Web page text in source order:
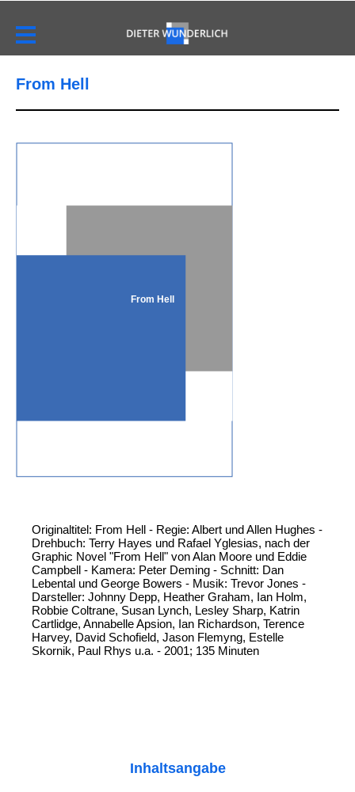
From Hell
From Hell
Originaltitel: From Hell - Regie: Albert und Allen Hughes -
Drehbuch: Terry Hayes und Rafael Yglesias, nach der
Graphic Novel "From Hell" von Alan Moore und Eddie
Campbell - Kamera: Peter Deming - Schnitt: Dan
Lebental und George Bowers - Musik: Trevor Jones -
Darsteller: Johnny Depp, Heather Graham, Ian Holm,
Robbie Coltrane, Susan Lynch, Lesley Sharp, Katrin
Cartlidge, Annabelle Apsion, Ian Richardson, Terence
Harvey, David Schofield, Jason Flemyng, Estelle
Skornik, Paul Rhys u.a. - 2001; 135 Minuten
Inhaltsangabe